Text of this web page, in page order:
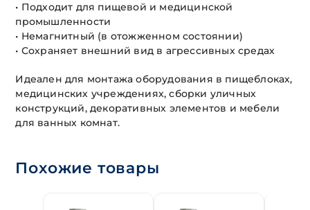
• Подходит для пищевой и медицинской
промышленности
• Немагнитный (в отожженном состоянии)
• Сохраняет внешний вид в агрессивных средах
Идеален для монтажа оборудования в пищеблоках,
медицинских учреждениях, сборки уличных
конструкций, декоративных элементов и мебели
для ванных комнат.
Похожие товары